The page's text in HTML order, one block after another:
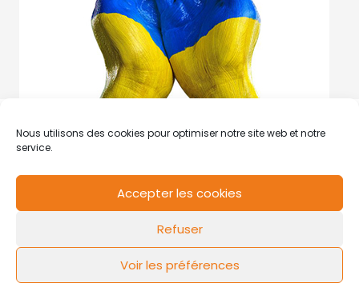
Nous utilisons des cookies pour optimiser notre site web et notre
service.
Accepter les cookies
Refuser
Voir les préférences
Mentions légales Politique de cookies
FLOW44